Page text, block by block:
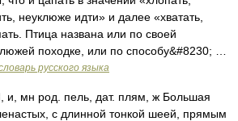
неуклюже идти» и далее «хватать,
Птица названа или по своей
походке, или по способу&#8230; …
русского языка
мн род. пель, дат. плям, ж Большая
с длинной тонкой шеей, прямым